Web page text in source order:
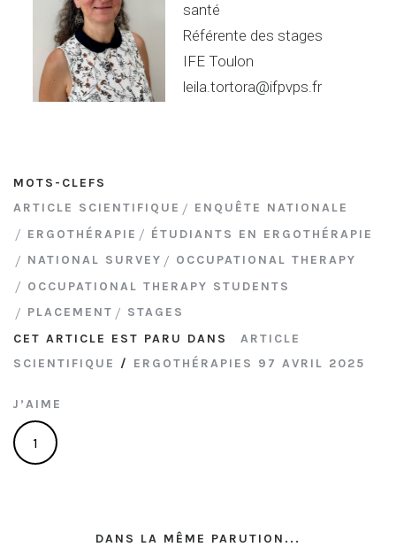
santé
Référente des stages
IFE Toulon
leila.tortora@ifpvps.fr
MOTS-CLEFS
ARTICLE SCIENTIFIQUE
ENQUÊTE NATIONALE
ERGOTHÉRAPIE
ÉTUDIANTS EN ERGOTHÉRAPIE
NATIONAL SURVEY
OCCUPATIONAL THERAPY
OCCUPATIONAL THERAPY STUDENTS
PLACEMENT
STAGES
CET ARTICLE EST PARU DANS
ARTICLE
SCIENTIFIQUE / ERGOTHÉRAPIES 97 AVRIL 2025
J’AIME
1
DANS LA MÊME PARUTION...